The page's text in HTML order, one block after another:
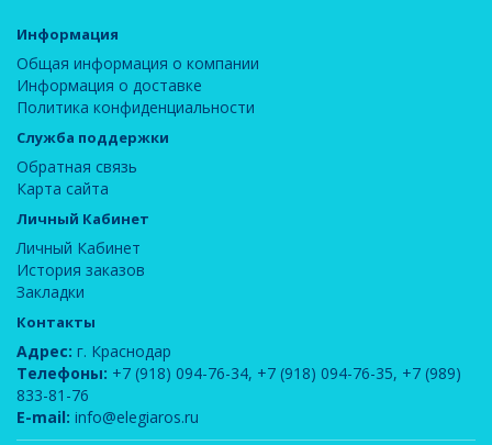
Информация
Общая информация о компании
Информация о доставке
Политика конфиденциальности
Служба поддержки
Обратная связь
Карта сайта
Личный Кабинет
Личный Кабинет
История заказов
Закладки
Контакты
Адрес: г. Краснодар
Телефоны: +7 (918) 094-76-34, +7 (918) 094-76-35, +7 (989)
833-81-76
E-mail: info@elegiaros.ru